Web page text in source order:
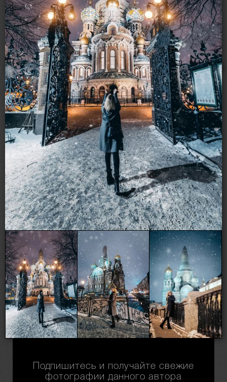
Подпишитесь и получайте свежие
фотографии данного автора